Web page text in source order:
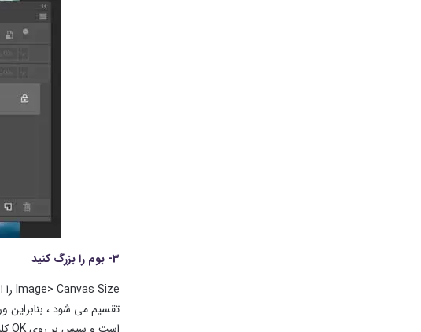
3- بوم را بزرگ کنید